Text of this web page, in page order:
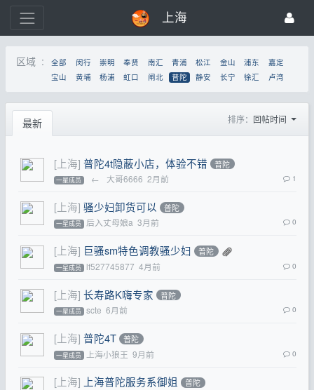
上海
区域 : 全部 闵行 崇明 奉贤 南汇 青浦 松江 金山 浦东
嘉定
宝山
黄埔 杨浦 虹口 闸北 普陀 静安 长宁 徐汇 卢湾
最新 排序： 回帖时间
[上海] 普陀4t隐蔽小店，体验不错 普陀
一星成员 ← 大哥6666 2月前 1
[上海] 骚少妇卸货可以 普陀
一星成员 后入丈母娘a 3月前 0
[上海] 巨骚sm特色调教骚少妇 普陀
一星成员 lf527745877 4月前 0
[上海] 长寿路K嗨专家 普陀
一星成员 scte 6月前 0
[上海] 普陀4T 普陀
一星成员 上海小狼王 9月前 0
[上海] 上海普陀服务系御姐 普陀